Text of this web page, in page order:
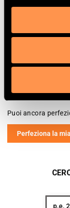
La vostra
Catalizzatore
Puoi ancora
Perfeziona la